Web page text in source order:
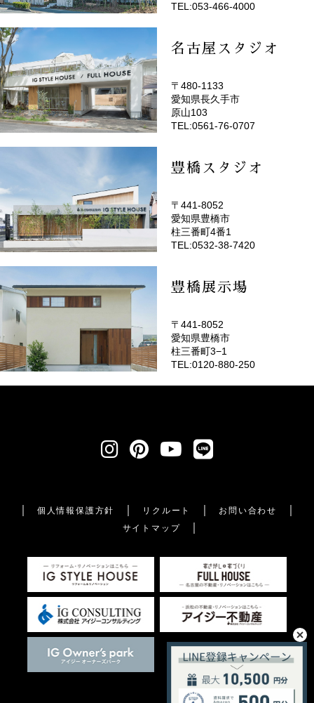
TEL:053-466-4000
名古屋スタジオ
(EMOTOP名古屋)
〒480-1133
愛知県長久手市
原山103
TEL:0561-76-0707
豊橋スタジオ
(EMOTOP豊橋)
〒441-8052
愛知県豊橋市
柱三番町4番1
TEL:0532-38-7420
豊橋展示場
〒441-8052
愛知県豊橋市
柱三番町3−1
TEL:0120-880-250
個人情報保護方針 リクルート
お問い合わせ
サイトマップ